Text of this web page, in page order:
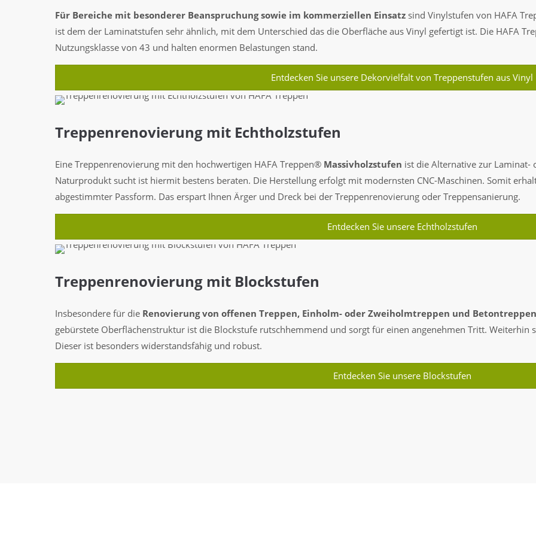
Für Bereiche mit besonderer Beanspruchung sowie im kommerziellen Einsatz sind Vinylstufen von HAFA
ist dem der Laminatstufen sehr ähnlich, mit dem Unterschied das die Oberfläche aus Vinyl gefertigt ist. Die HAFA
Nutzungsklasse von 43 und halten enormen Belastungen stand.
Entdecken Sie unsere Dekorvielfalt von Treppenstufen aus Vinyl
Treppenrenovierung mit Echtholzstufen
Eine Treppenrenovierung mit den hochwertigen HAFA Treppen® Massivholzstufen ist die Alternative zur Laminat-
Naturprodukt sucht ist hiermit bestens beraten. Die Herstellung erfolgt mit modernsten CNC-Maschinen. Somit
abgestimmter Passform. Das erspart Ihnen Ärger und Dreck bei der Treppenrenovierung oder Treppensanierung.
Entdecken Sie unsere Echtholzstufen
Treppenrenovierung mit Blockstufen
Insbesondere für die Renovierung von offenen Treppen, Einholm- oder Zweiholmtreppen und Betontreppen
gebürstete Oberflächenstruktur ist die Blockstufe rutschhemmend und sorgt für einen angenehmen Tritt. Weiterhin
Dieser ist besonders widerstandsfähig und robust.
Entdecken Sie unsere Blockstufen